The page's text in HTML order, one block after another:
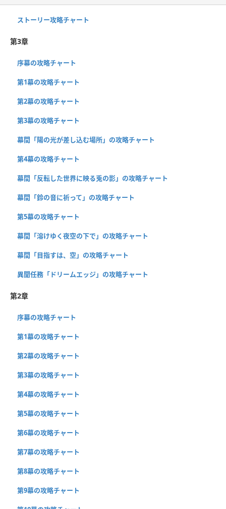
ストーリー攻略チャート
第3章
序幕の攻略チャート
第1幕の攻略チャート
第2幕の攻略チャート
第3幕の攻略チャート
幕間「陽の光が差し込む場所」の攻略チャート
第4幕の攻略チャート
幕間「反転した世界に映る兎の影」の攻略チャート
幕間「鈴の音に祈って」の攻略チャート
第5幕の攻略チャート
幕間「溶けゆく夜空の下で」の攻略チャート
幕間「目指すは、空」の攻略チャート
異聞任務「ドリームエッジ」の攻略チャート
第2章
序幕の攻略チャート
第1幕の攻略チャート
第2幕の攻略チャート
第3幕の攻略チャート
第4幕の攻略チャート
第5幕の攻略チャート
第6幕の攻略チャート
第7幕の攻略チャート
第8幕の攻略チャート
第9幕の攻略チャート